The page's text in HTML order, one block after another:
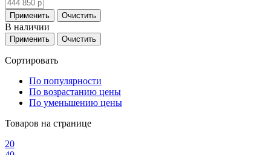
В наличии
Сортировать
По популярности
По возрастанию цены
По уменьшению цены
Товаров на странице
20